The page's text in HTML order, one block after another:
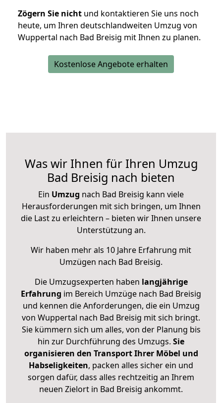
Zögern Sie nicht und kontaktieren Sie uns noch
heute, um Ihren deutschlandweiten Umzug von
Wuppertal nach Bad Breisig mit Ihnen zu planen.
Kostenlose Angebote erhalten
Was wir Ihnen für Ihren Umzug
Bad Breisig nach bieten
Ein Umzug nach Bad Breisig kann viele
Herausforderungen mit sich bringen, um Ihnen
die Last zu erleichtern – bieten wir Ihnen unsere
Unterstützung an.
Wir haben mehr als 10 Jahre Erfahrung mit
Umzügen nach Bad Breisig.
Die Umzugsexperten haben langjährige
Erfahrung im Bereich Umzüge nach Bad Breisig
und kennen die Anforderungen, die ein Umzug
von Wuppertal nach Bad Breisig mit sich bringt.
Sie kümmern sich um alles, von der Planung bis
hin zur Durchführung des Umzugs. Sie
organisieren den Transport Ihrer Möbel und
Habseligkeiten, packen alles sicher ein und
sorgen dafür, dass alles rechtzeitig an Ihrem
neuen Zielort in Bad Breisig ankommt.